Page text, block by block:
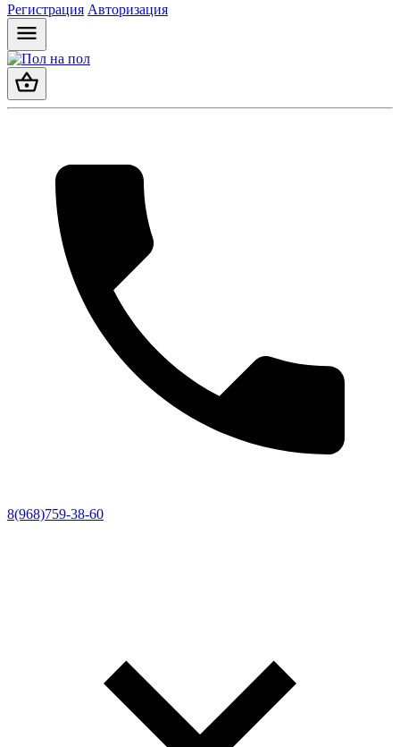
Регистрация Авторизация
8(968)759-38-60